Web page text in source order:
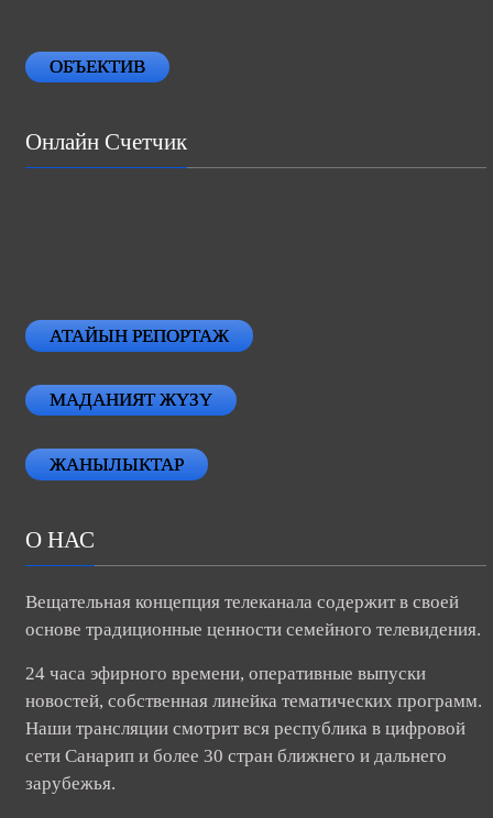
ОБЪЕКТИВ
Онлайн Счетчик
АТАЙЫН РЕПОРТАЖ
МАДАНИЯТ ЖҮЗҮ
ЖАНЫЛЫКТАР
О НАС
Вещательная концепция телеканала содержит в своей
основе традиционные ценности семейного телевидения.
24 часа эфирного времени, оперативные выпуски
новостей, собственная линейка тематических программ.
Наши трансляции смотрит вся республика в цифровой
сети Санарип и более 30 стран ближнего и дальнего
зарубежья.